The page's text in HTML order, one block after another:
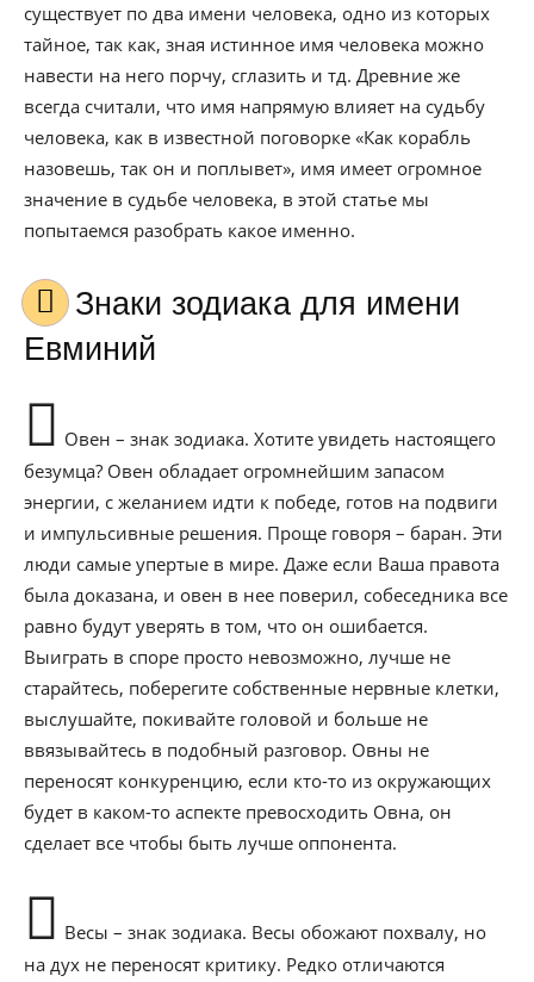
существует по два имени человека, одно из которых
тайное, так как, зная истинное имя человека можно
навести на него порчу, сглазить и тд. Древние же
всегда считали, что имя напрямую влияет на судьбу
человека, как в известной поговорке «Как корабль
назовешь, так он и поплывет», имя имеет огромное
значение в судьбе человека, в этой статье мы
попытаемся разобрать какое именно.
Знаки зодиака для имени
Евминий
Овен – знак зодиака. Хотите увидеть настоящего
безумца? Овен обладает огромнейшим запасом
энергии, с желанием идти к победе, готов на подвиги
и импульсивные решения. Проще говоря – баран. Эти
люди самые упертые в мире. Даже если Ваша правота
была доказана, и овен в нее поверил, собеседника все
равно будут уверять в том, что он ошибается.
Выиграть в споре просто невозможно, лучше не
старайтесь, поберегите собственные нервные клетки,
выслушайте, покивайте головой и больше не
ввязывайтесь в подобный разговор. Овны не
переносят конкуренцию, если кто-то из окружающих
будет в каком-то аспекте превосходить Овна, он
сделает все чтобы быть лучше оппонента.
Весы – знак зодиака. Весы обожают похвалу, но
на дух не переносят критику. Редко отличаются